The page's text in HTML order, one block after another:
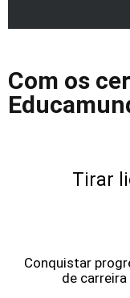
Com os
Tirar
Conquistar
de carreira